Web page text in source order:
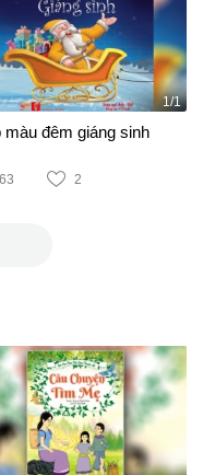
1/1
màu đêm giáng sinh
2